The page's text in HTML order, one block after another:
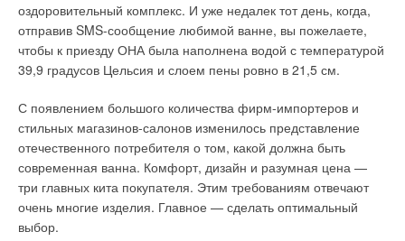
оздоровительный комплекс. И уже недалек тот день, когда,
отправив SMS-сообщение любимой ванне, вы пожелаете,
чтобы к приезду ОНА была наполнена водой с температурой
39,9 градусов Цельсия и слоем пены ровно в 21,5 см.
С появлением большого количества фирм-импортеров и
стильных магазинов-салонов изменилось представление
отечественного потребителя о том, какой должна быть
современная ванна. Комфорт, дизайн и разумная цена —
три главных кита покупателя. Этим требованиям отвечают
очень многие изделия. Главное — сделать оптимальный
выбор.
монтаже трубопровода
обратной циркуляции
Основная инструкция по размещению нагревателей,
предназначенных для отопления и горячего водоснабжения
одноквартирных и блокированных жилых домов, введена
ГОСГОРТЕХНАДЗОРом с 01.12.96 г. Кроме нормативных
документов, изданных центральными государственными
органами, существуют инструкции местных газовых
организаций, в частности, для Московской области — это
документы ГУП “МОСОБЛГАЗ”. Также необходимо
напольного
отопительного котла с
атмосферной гарелкой
Внастоящее время многочисленные зарубежные фирмы
предлагают сертифицированное в России котельное
оборудование, отличающееся своими техническими
возможностями. К сожалению, отечественная
промышленность пока не может удовлетворить возросший
спрос на подобную технику и предложить российскому
потребителю высококачественное и многофункциональное